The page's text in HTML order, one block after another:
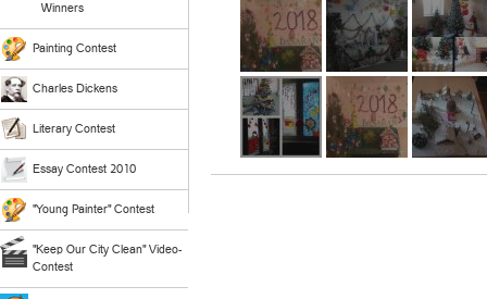
Winners
Painting Contest
Charles Dickens
Literary Contest
Essay Contest 2010
"Young Painter" Contest
"Keep Our City Clean" Video-
Contest